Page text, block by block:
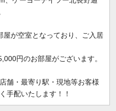
が空室となっており、ご入居
円のお部屋がございます。
舗・最寄り駅・現地等お客様
手配いたします！！